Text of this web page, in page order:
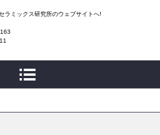
ラミックス研究
ラミックス研究所のウェブサイトへ!